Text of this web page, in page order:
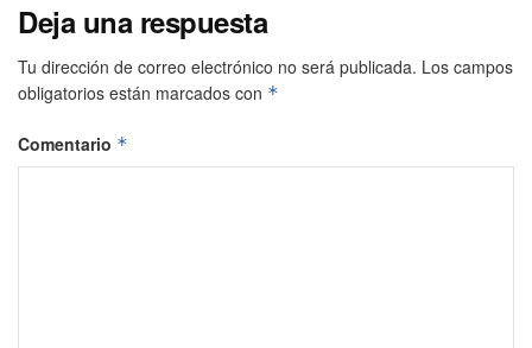
Deja una respuesta
Tu dirección de correo electrónico no será publicada. Los campos
obligatorios están marcados con *
Comentario *